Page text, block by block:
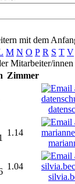
mit dem
M N O P R S T V
Mitarbeiter/
Zimmer
1.14
1.04